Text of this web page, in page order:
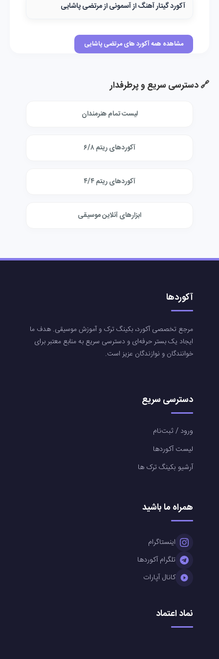
آکورد گیتار آهنگ از آسمونی از مرتضی پاشایی
مشاهده همه آکورد های مرتضی پاشایی
🔗 دسترسی سریع و پرطرفدار
لیست تمام هنرمندان
آکوردهای ریتم ۶/۸
آکوردهای ریتم ۴/۴
ابزارهای آنلاین موسیقی
آکوردها
مرجع تخصصی آکورد، بکینگ ترک و آموزش موسیقی. هدف ما
ایجاد یک بستر حرفه‌ای و دسترسی سریع به منابع معتبر برای
خوانندگان و نوازندگان عزیز است.
دسترسی سریع
ورود / ثبت‌نام
لیست آکوردها
آرشیو بکینگ ترک ها
همراه ما باشید
اینستاگرام
تلگرام آکوردها
کانال آپارات
نماد اعتماد